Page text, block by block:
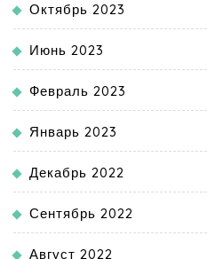
Октябрь 2023
Июнь 2023
Февраль 2023
Январь 2023
Декабрь 2022
Сентябрь 2022
Август 2022